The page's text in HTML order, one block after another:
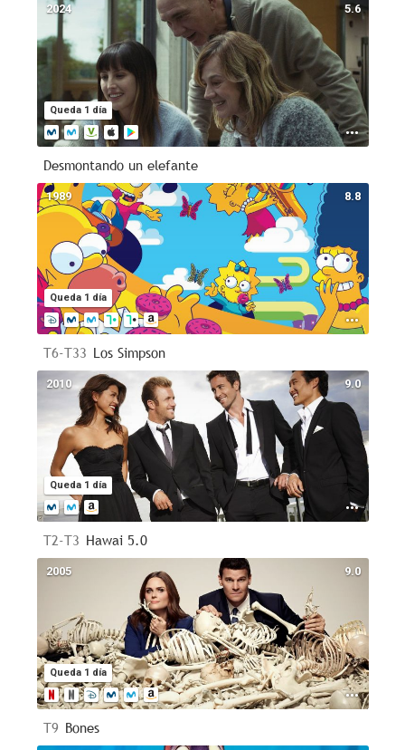
5.6
Queda 1 día
2024
Desmontando un elefante
8.8
Queda 1 día
1989
T6-T33 Los Simpson
9.0
Queda 1 día
2010
T2-T3 Hawai 5.0
9.0
Queda 1 día
2005
T9 Bones